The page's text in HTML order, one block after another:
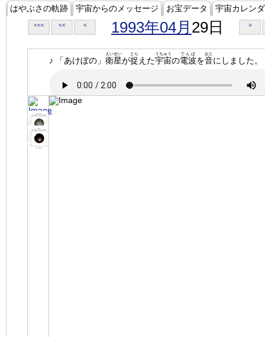
はやぶさの軌跡 宇宙からのメッセージ お宝データ 宇宙カレン
<<< << < 1993年04月 29日 >
♪ 「あけぼの」 衛星
えいせい
が捉
とら
えた宇宙
うちゅう
の電波
でんぱ
を音
おと
にしました。